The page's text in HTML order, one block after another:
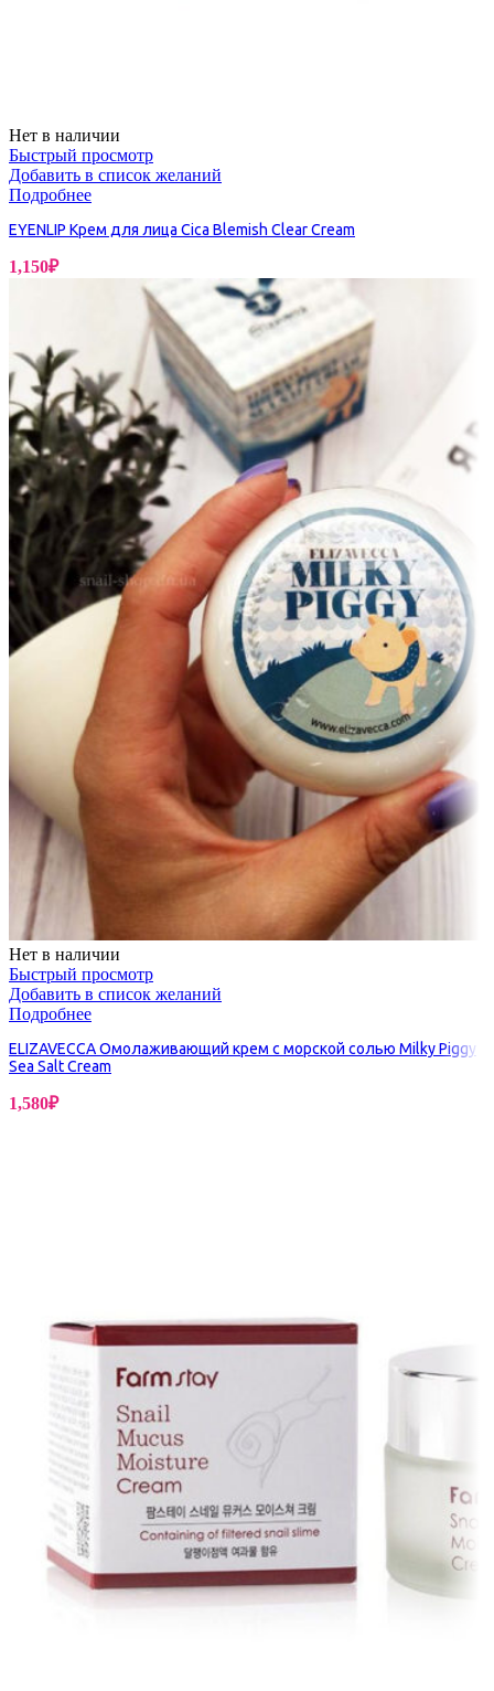
Нет в наличии
Быстрый просмотр
Добавить в список желаний
Подробнее
EYENLIP Крем для лица Cica Blemish Clear Cream
1,150₽
Нет в наличии
Быстрый просмотр
Добавить в список желаний
Подробнее
ELIZAVECCA Омолаживающий крем с морской солью Milky Piggy
Sea Salt Cream
1,580₽